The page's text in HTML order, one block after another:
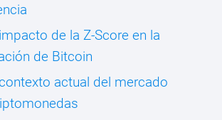
de la Z-Score en la
de Bitcoin
actual del mercado